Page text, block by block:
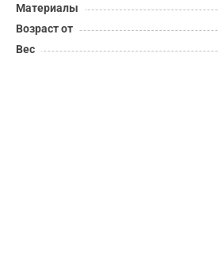
Материалы
Возраст от
Вес